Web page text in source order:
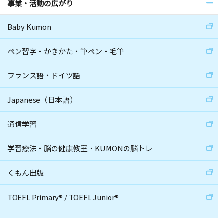
事業・活動の広がり
Baby Kumon
ペン習字・かきかた・筆ペン・毛筆
フランス語・ドイツ語
Japanese（日本語）
通信学習
学習療法・脳の健康教室・KUMONの脳トレ
くもん出版
TOEFL Primary® /TOEFL Junior®